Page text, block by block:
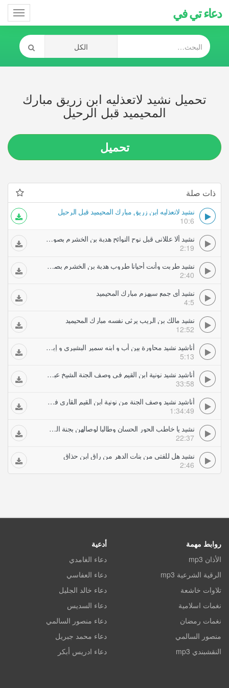
دعاء تي في
تحميل نشيد لاتعذليه ابن زريق مبارك
المحيميد قبل الرحيل
تحميل
ذات صلة
نشيد لاتعذليه ابن زريق مبارك المحيميد قبل الرحيل
10:6
نشيد ألا عللاني قبل نوح النوائح هدبة بن الخشرم بصوت مبارك المحيميد
2:19
نشيد طربت وأنت أحيانا طروب هدبة بن الخشرم بصوت مبارك المحيميد
2:40
نشيد أي جمع سيهزم مبارك المحيميد
4:5
نشيد مالك بن الريب يرثي نفسه مبارك المحيميد
12:52
أناشيد نشيد محاورة بين أب و ابنه سمير البشيري و إبراهيم الغامدي
5:13
أناشيد نشيد نونية ابن القيم فى وصف الجنة الشيخ عبد العزيز المطرفى
33:58
أناشيد نشيد وصف الجنة من نونية ابن القيم القارى فارس عباد
1:34:49
نشيد يا خاطب الحور الحسان وطالبا لوصالهن بجنة الحيوان ابن القيم بصوت عبد الواحد المغربي
22:37
نشيد هل للفتى من بنات الدهر من راق ابن حذاق
2:46
روابط مهمة
الأذان mp3
الرقية الشرعية mp3
تلاوات خاشعة
نغمات اسلامية
نغمات رمضان
منصور السالمي
النقشبندي mp3
أدعية
دعاء الغامدي
دعاء العفاسي
دعاء خالد الجليل
دعاء السديس
دعاء منصور السالمي
دعاء محمد جبريل
دعاء ادريس أبكر